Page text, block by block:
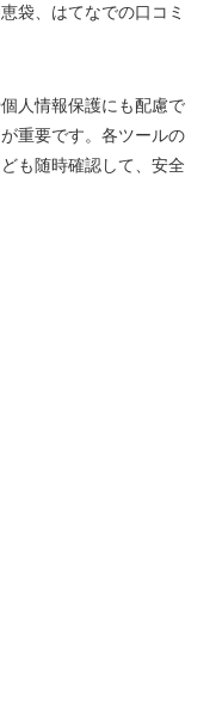
袋、はてなでの口コミ
人情報保護にも配慮で
重要です。各ツールの
も随時確認して、安全